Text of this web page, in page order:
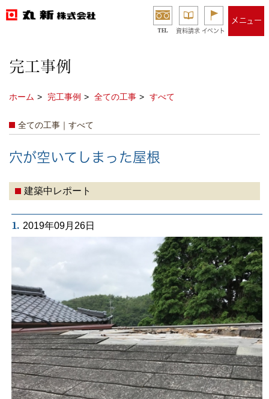
TEL 資料請求 イベント
メニュー
完工事例
ホーム 完工事例 全ての工事 すべて
全ての工事｜すべて
穴が空いてしまった屋根
建築中レポート
1. 2019年09月26日